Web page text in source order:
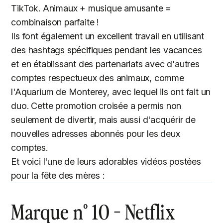
TikTok. Animaux + musique amusante =
combinaison parfaite !
Ils font également un excellent travail en utilisant
des hashtags spécifiques pendant les vacances
et en établissant des partenariats avec d'autres
comptes respectueux des animaux, comme
l'Aquarium de Monterey, avec lequel ils ont fait un
duo. Cette promotion croisée a permis non
seulement de divertir, mais aussi d'acquérir de
nouvelles adresses abonnés pour les deux
comptes.
Et voici l'une de leurs adorables vidéos postées
pour la fête des mères :
Marque n° 10 - Netflix